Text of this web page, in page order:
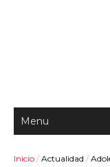
Inicio / Actualidad /